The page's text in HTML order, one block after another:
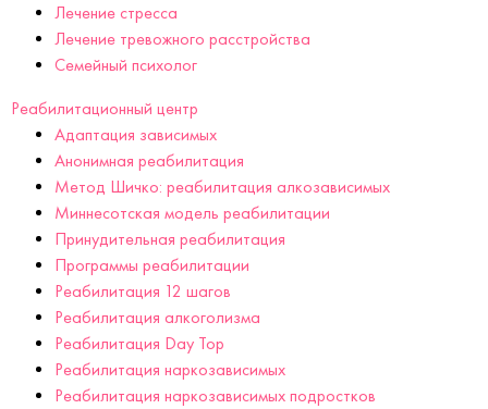
Лечение стресса
Лечение тревожного расстройства
Семейный психолог
Реабилитационный центр
Адаптация зависимых
Анонимная реабилитация
Метод Шичко: реабилитация алкозависимых
Миннесотская модель реабилитации
Принудительная реабилитация
Программы реабилитации
Реабилитация 12 шагов
Реабилитация алкоголизма
Реабилитация Day Top
Реабилитация наркозависимых
Реабилитация наркозависимых подростков